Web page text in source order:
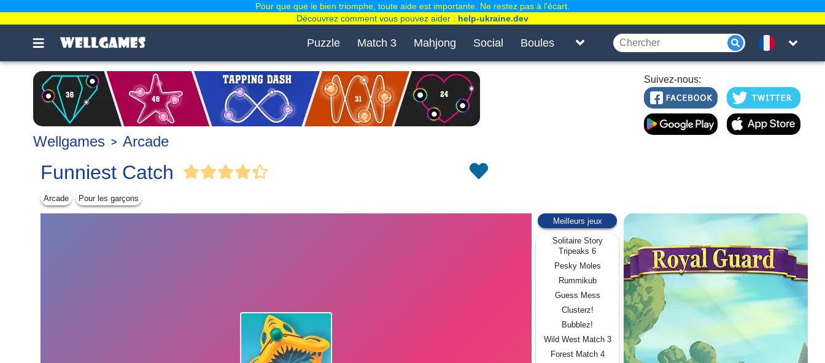
Puzzle Match 3 Mahjong Social Boules
Suivez-nous:
Wellgames Arcade
Funniest Catch
Arcade Pour les garçons
Meilleurs jeux
Solitaire Story
Tripeaks 6
Pesky Moles
Rummikub
Guess Mess
Clusterz!
Bubblez!
Wild West Match 3
Forest Match 4
Pour que que le bien triomphe, toute aide est importante. Ne restez pas à l'écart.
Découvrez comment vous pouvez aider : help-ukraine.dev